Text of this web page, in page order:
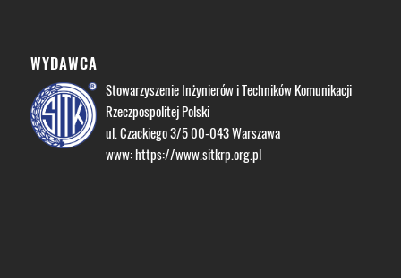
WYDAWCA
Stowarzyszenie Inżynierów i Techników Komunikacji
Rzeczpospolitej Polski
ul. Czackiego 3/5 00-043 Warszawa
www:https://www.sitkrp.org.pl